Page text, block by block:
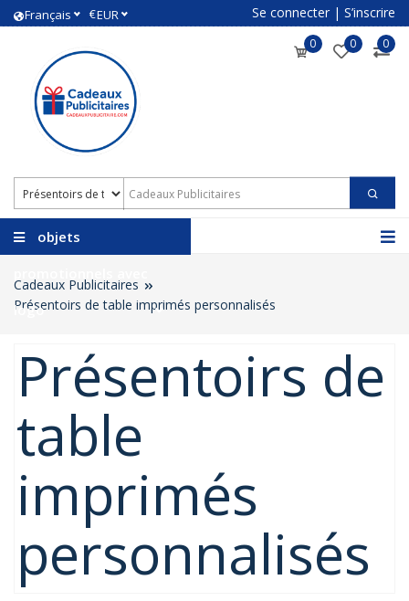
Français €EUR Se connecter | S’inscrire
0 0 0
objets
logo
Cadeaux Publicitaires
Présentoirs de table imprimés personnalisés
Présentoirs de
table
imprimés
personnalisés